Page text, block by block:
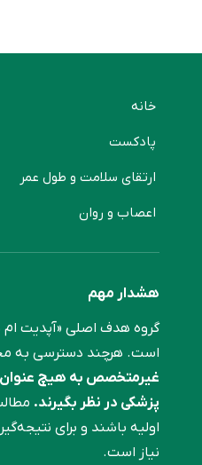
خانه
پادکست
ارتقای سلامت و طول عمر
اعصاب و روان
هشدار مهم
گروه هدف اصلی «آپدیت ام
است. هرچند دسترسی به
غیرمتخصص به هیچ عنوان
پزشکی در نظر بگیرند.
اولیه باشند و برای
نیاز است.